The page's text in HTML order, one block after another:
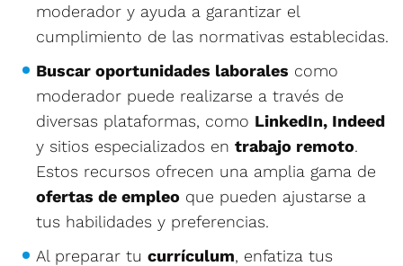
moderador y ayuda a garantizar el
cumplimiento de las normativas establecidas.
Buscar oportunidades laborales como
moderador puede realizarse a través de
diversas plataformas, como LinkedIn, Indeed
y sitios especializados en trabajo remoto.
Estos recursos ofrecen una amplia gama de
ofertas de empleo que pueden ajustarse a
tus habilidades y preferencias.
Al preparar tu currículum, enfatiza tus